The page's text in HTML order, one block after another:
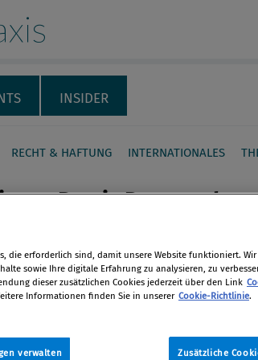
INSIDER
RECHT & HAFTUNG INTERNATIONALES
Praxis Presseschau,
2019
die erforderlich sind, damit unsere Website funktioniert.
sowie Ihre digitale Erfahrung zu analysieren, zu
dieser zusätzlichen Cookies jederzeit über den Link
Informationen finden Sie in unserer Cookie-Richtlinie.
Zusätzliche
verwalten